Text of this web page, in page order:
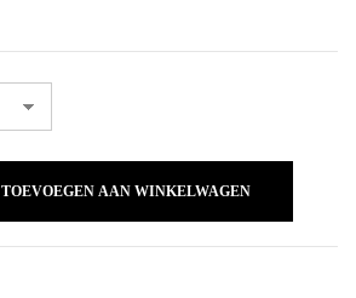
TOEVOEGEN AAN WINKELWAGEN